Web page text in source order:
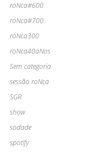
roNca#600
roNca#700
roNca300
roNca40aNos
Sem categoria
sessão roNca
SGR
show
sodade
spotify